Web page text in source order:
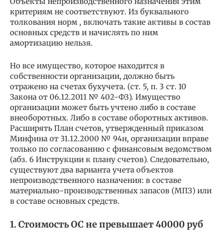
критериям не соответствуют. Из буквального
толкования норм , включать такие активы в состав
основных средств и начислять по ним
амортизацию нельзя.
Но все имущество, которое находится в
собственности организации, должно быть
отражено на счетах бухучета. (cт. 5, п. 3 ст. 10
Закона от 06.12.2011 № 402-ФЗ). Имущество
организации может быть учтено либо в составе
внеоборотных. Либо в составе оборотных активов.
Расширять План счетов, утвержденный приказом
Минфина от 31.12.2000 № 94н, организации вправе
только по согласованию с финансовым ведомством
(абз. 6 Инструкции к плану счетов). Следовательно,
существуют два варианта учета объектов
непроизводственного назначения: в составе
материально-производственных запасов (МПЗ) или
в составе основных средств.
1. Стоимость ОС не превышает 40000 руб